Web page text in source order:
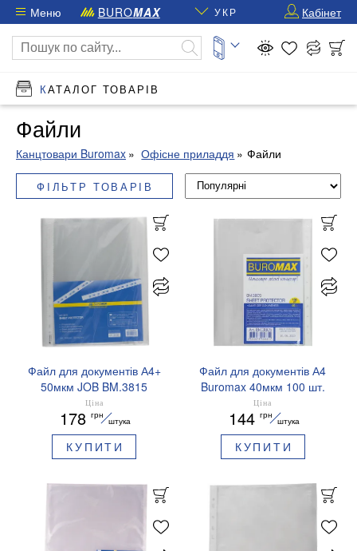
Меню BUROMAX УКР Кабінет
КАТАЛОГ ТОВАРІВ
Файли
Канцтовари Buromax Офісне приладдя Файли
ФІЛЬТР ТОВАРІВ
Файл для документів А4+
50мкм JOB BM.3815
Buromax
Ціна
178 грн
штука
КУПИТИ
Файл для документів А4
Buromax 40мкм 100 шт.
BM.3805
Ціна
144 грн
штука
КУПИТИ